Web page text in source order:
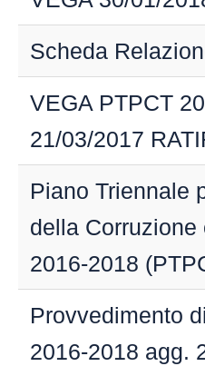
Scheda
VEGA PTPCT
21/03/2017
Piano Triennale
della
2016-2018
Provvedimento
2016-2018 agg.